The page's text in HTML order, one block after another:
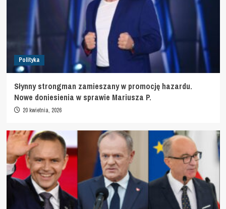
Polityka
Słynny strongman zamieszany w promocję hazardu.
Nowe doniesienia w sprawie Mariusza P.
20 kwietnia, 2026